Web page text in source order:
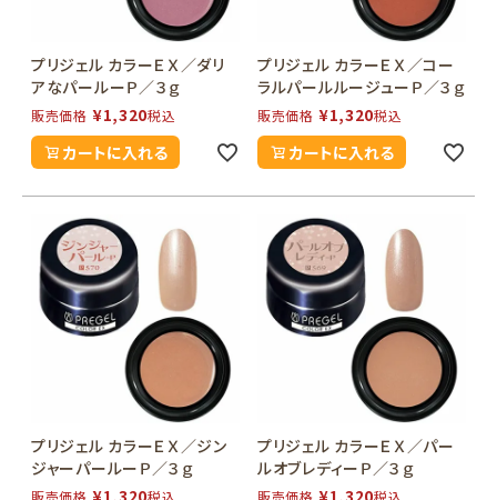
プリジェル カラーＥＸ／ダリ
アなパールーＰ／３ｇ
販売価格 ¥1,320税込
カートに入れる
プリジェル カラーＥＸ／コー
ラルパールルージューＰ／３ｇ
販売価格 ¥1,320税込
カートに入れる
プリジェル カラーＥＸ／ジン
ジャーパールーＰ／３ｇ
販売価格 ¥1,320税込
プリジェル カラーＥＸ／パー
ルオブレディーＰ／３ｇ
販売価格 ¥1,320税込